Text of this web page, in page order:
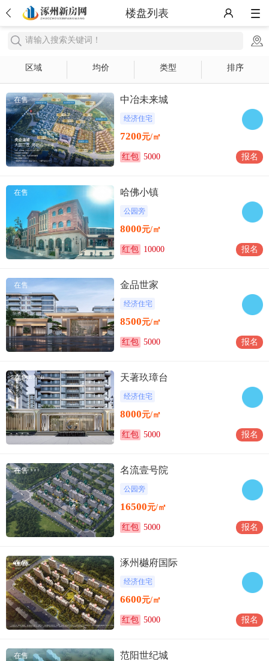
楼盘列表
请输入搜索关键词！
区域 均价 类型 排序
在售 中冶未来城
经济住宅
7200元/㎡
红包 5000 报名
在售 哈佛小镇
公园旁
8000元/㎡
红包 10000 报名
在售 金品世家
经济住宅
8500元/㎡
红包 5000 报名
在售 天著玖璋台
经济住宅
8000元/㎡
红包 5000 报名
在售 名流壹号院
公园旁
16500元/㎡
红包 5000 报名
在售 涿州樾府国际
经济住宅
6600元/㎡
红包 5000 报名
在售 范阳世纪城